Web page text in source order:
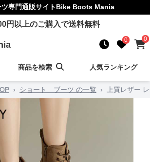
専門通販サイトBike Boots Mania
円以上のご購入で送料無料
0 0
商品を検索 人気ランキング
› ショート ブーツ の一覧 › 上質レザー